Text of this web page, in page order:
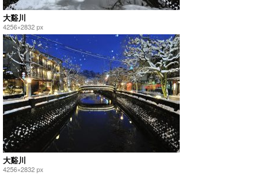
大谿川
4256×2832 px
大谿川
4256×2832 px